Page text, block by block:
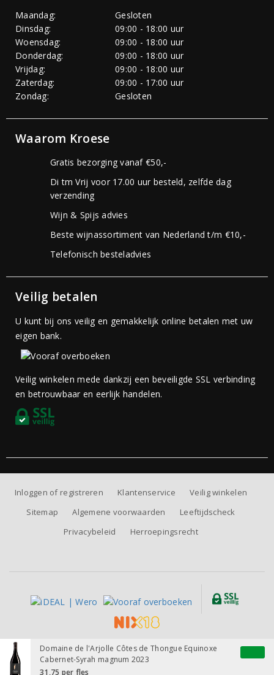
Domaine de l'Arjolle Côtes de Thongue Equinoxe
Cabernet-Syrah magnum 2023
31,75 per fles
Maandag:
Gesloten
Dinsdag:
09:00 - 18:00 uur
Woensdag:
09:00 - 18:00 uur
Donderdag:
09:00 - 18:00 uur
Vrijdag:
09:00 - 18:00 uur
Zaterdag:
09:00 - 17:00 uur
Zondag:
Gesloten
Waarom Kroese
Gratis bezorging vanaf €50,-
Di tm Vrij voor 17.00 uur besteld, zelfde dag
verzending
Wijn & Spijs advies
Beste wijnassortiment van Nederland t/m €10,-
Telefonisch besteladvies
Veilig betalen
U kunt bij ons veilig en gemakkelijk online betalen met uw
eigen bank.
Veilig winkelen mede dankzij een beveiligde SSL verbinding
en betrouwbaar en eerlijk handelen.
Inloggen of registreren Klantenservice
Veilig winkelen
Sitemap
Algemene voorwaarden
Leeftijdscheck
Privacybeleid
Herroepingsrecht
Alle prijzen zijn inclusief BTW, exclusief eventuele verzendkosten.